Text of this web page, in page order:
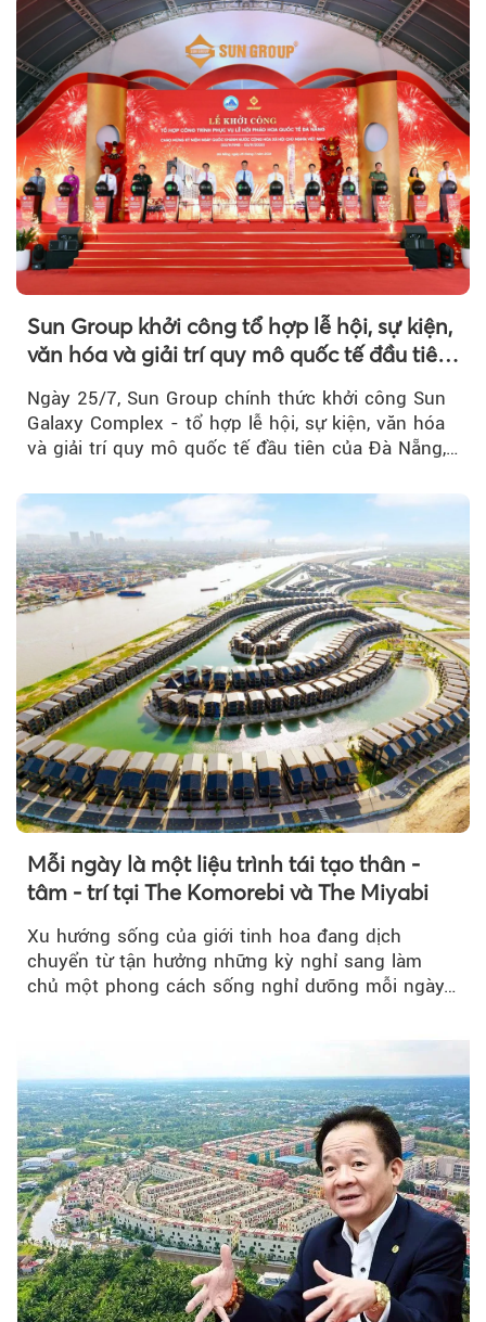
Sun Group khởi công tổ hợp lễ hội, sự kiện,
văn hóa và giải trí quy mô quốc tế đầu tiên
Ngày 25/7, Sun Group chính thức khởi công Sun
Galaxy Complex - tổ hợp lễ hội, sự kiện, văn hóa
và giải trí quy mô quốc tế đầu tiên của Đà Nẵng,…
Mỗi ngày là một liệu trình tái tạo thân -
tâm - trí tại The Komorebi và The Miyabi
Xu hướng sống của giới tinh hoa đang dịch
chuyển từ tận hưởng những kỳ nghỉ sang làm
chủ một phong cách sống nghỉ dưỡng mỗi ngày…